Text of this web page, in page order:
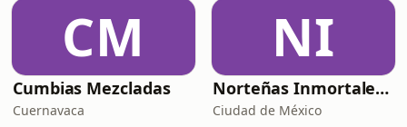
CM
Cumbias Mezcladas
Cuernavaca
NI
Norteñas Inmortales Radio
Ciudad de México